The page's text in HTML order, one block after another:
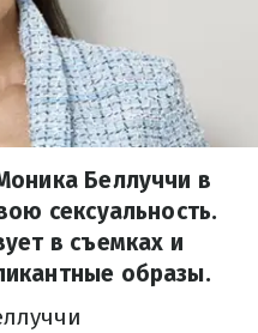
Беллуччи в
сексуальность.
в съемках и
образы.